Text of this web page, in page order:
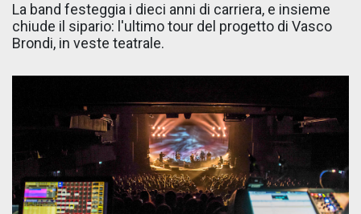
La band festeggia i dieci anni di carriera, e insieme
chiude il sipario: l'ultimo tour del progetto di Vasco
Brondi, in veste teatrale.